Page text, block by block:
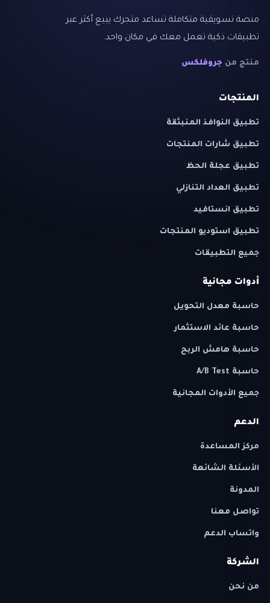
منصة تسويقية متكاملة تساعد متجرك يبيع أكثر عبر
تطبيقات ذكية تعمل معك في مكان واحد.
منتج من جروفلكس
المنتجات
تطبيق النوافذ المنبثقة
تطبيق شارات المنتجات
تطبيق عجلة الحظ
تطبيق العداد التنازلي
تطبيق انستافيد
تطبيق استوديو المنتجات
جميع التطبيقات
أدوات مجانية
حاسبة معدل التحويل
حاسبة عائد الاستثمار
حاسبة هامش الربح
حاسبة A/B Test
جميع الأدوات المجانية
الدعم
مركز المساعدة
الأسئلة الشائعة
المدونة
تواصل معنا
واتساب الدعم
الشركة
من نحن